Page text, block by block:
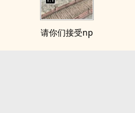
请你们接受np